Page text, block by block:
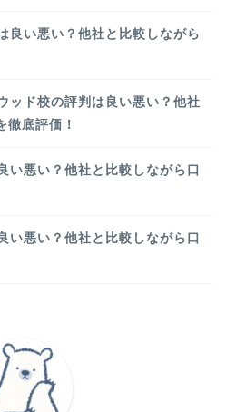
良い悪い？他社と比較しながら
ッド校の評判は良い悪い？他社
徹底評価！
い悪い？他社と比較しながら口
い悪い？他社と比較しながら口